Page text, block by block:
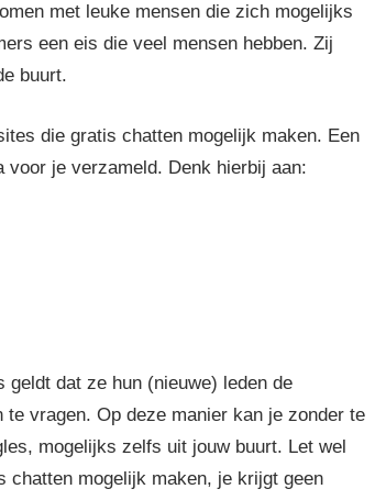
met leuke mensen die zich mogelijks
een eis die veel mensen hebben. Zij
buurt.
die gratis chatten mogelijk maken. Een
voor je verzameld. Denk hierbij aan:
geldt dat ze hun (nieuwe) leden de
vragen. Op deze manier kan je zonder te
mogelijks zelfs uit jouw buurt. Let wel
chatten mogelijk maken, je krijgt geen